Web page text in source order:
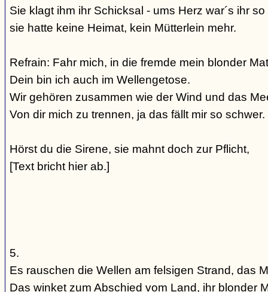
Sie klagt ihm ihr Schicksal - ums Herz war´s ihr
sie hatte keine Heimat, kein Mütterlein mehr.
Refrain: Fahr mich, in die fremde mein blonder
Dein bin ich auch im Wellengetose.
Wir gehören zusammen wie der Wind und das
Von dir mich zu trennen, ja das fällt mir so schwer.
Hörst du die Sirene, sie mahnt doch zur Pflicht,
[Text bricht hier ab.]
5.
Es rauschen die Wellen am felsigen Strand, das
Das winket zum Abschied vom Land, ihr blonder